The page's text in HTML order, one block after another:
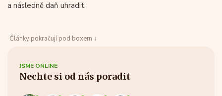
a následně daň uhradit.
Články pokračují pod boxem ↓
JSME ONLINE
Nechte si od nás poradit